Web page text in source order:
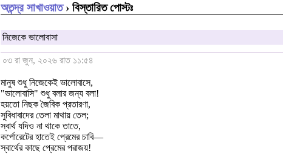
অতন্দ্র সাখাওয়াত› বিস্তারিত পোস্টঃ
নিজেকে ভালোবাসা
০৩ রা জুন, ২০২৬ রাত ১১:৫৪
মানুষ শুধু নিজেকেই ভালোবাসে,
"ভালোবাসি" শুধু বলার জন্য বলা!
হয়তো নিছক জৈবিক প্রতারণা,
সুবিধাবাদের তেলা মাথায় তেল;
স্বার্থ যদিও না থাকে তাতে,
কর্পোরেটের হাতেই প্রেমের চাবি—
স্বার্থের কাছে প্রেমের পরাজয়!